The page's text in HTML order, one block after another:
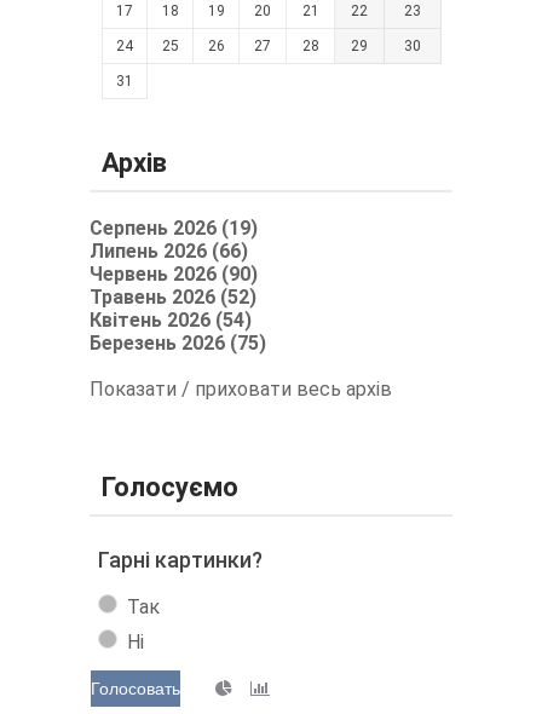
17 18 19 20 21 22 23
24 25 26 27 28 29 30
31
Архів
Серпень 2026 (19)
Липень 2026 (66)
Червень 2026 (90)
Травень 2026 (52)
Квітень 2026 (54)
Березень 2026 (75)
Показати / приховати весь архів
Голосуємо
Гарні картинки?
Так
Ні
Голосовать